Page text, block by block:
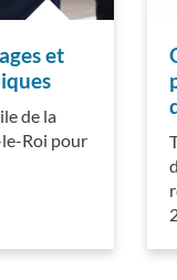
et
de la
Roi pour